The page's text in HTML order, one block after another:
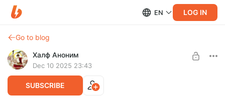
EN LOG IN
Go to blog
Халф Аноним
Dec 10 2025 23:43
SUBSCRIBE